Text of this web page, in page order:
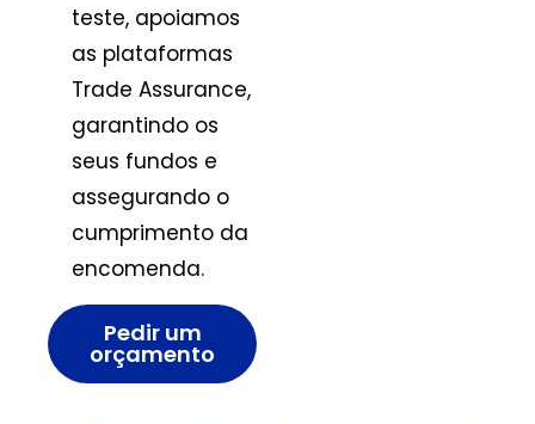
teste, apoiamos
as plataformas
Trade Assurance,
garantindo os
seus fundos e
assegurando o
cumprimento da
encomenda.
Pedir um
orçamento